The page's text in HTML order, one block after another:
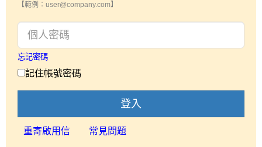
【範例：user@company.com】
忘記密碼
記住帳號密碼
登入
重寄啟用信 常見問題